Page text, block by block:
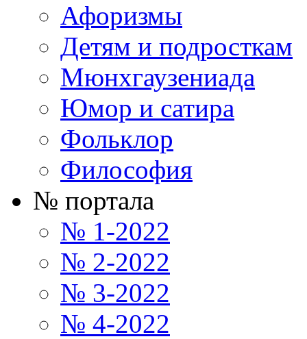
Афоризмы
Детям и подросткам
Мюнхгаузениада
Юмор и сатира
Фольклор
Философия
№ портала
№ 1-2022
№ 2-2022
№ 3-2022
№ 4-2022